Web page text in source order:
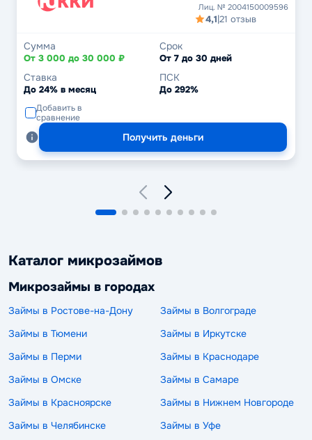
Лиц. № 2004150009596
4,1|21 отзыв
Сумма
От 3 000 до 30 000 ₽
Срок
От 7 до 30 дней
Ставка
До 24% в месяц
ПСК
До 292%
Добавить в
сравнение
Получить деньги
Каталог микрозаймов
Микрозаймы в городах
Займы в Ростове-на-Дону
Займы в Волгограде
Займы в Тюмени
Займы в Иркутске
Займы в Перми
Займы в Краснодаре
Займы в Омске
Займы в Самаре
Займы в Красноярске
Займы в Нижнем Новгороде
Займы в Челябинске
Займы в Уфе